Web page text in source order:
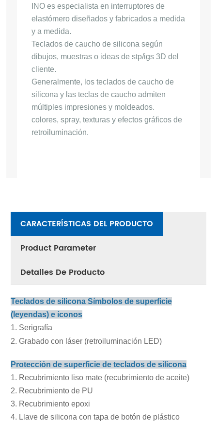
INO es especialista en interruptores de
elastómero diseñados y fabricados a medida
y a medida.
Teclados de caucho de silicona según
dibujos, muestras o ideas de stp/igs 3D del
cliente.
Generalmente, los teclados de caucho de
silicona y las teclas de caucho admiten
múltiples impresiones y moldeados.
colores, spray, texturas y efectos gráficos de
retroiluminación.
CARACTERÍSTICAS DEL PRODUCTO
Product Parameter
Detalles De Producto
Teclados de silicona Símbolos de superficie
(leyendas) e íconos
1. Serigrafía
2. Grabado con láser (retroiluminación LED)
Protección de superficie de teclados de silicona
1. Recubrimiento liso mate (recubrimiento de aceite)
2. Recubrimiento de PU
3. Recubrimiento epoxi
4. Llave de silicona con tapa de botón de plástico